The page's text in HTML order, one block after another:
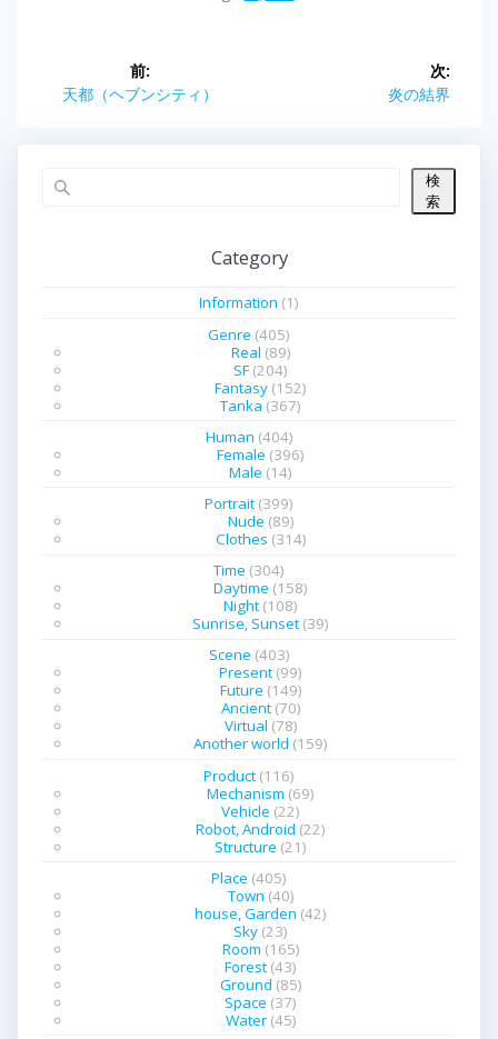
前:
前
天都（ヘブンシティ）
次:
次
炎の結界
検
索
Category
Information (1)
Genre (405)
Real (89)
SF(204)
Fantasy (152)
Tanka (367)
Human (404)
Female (396)
Male (14)
Portrait (399)
Nude (89)
Clothes (314)
Time (304)
Daytime (158)
Night (108)
Sunrise, Sunset (39)
Scene (403)
Present (99)
Future (149)
Ancient(70)
Virtual (78)
Another world (159)
Product (116)
Mechanism (69)
Vehicle (22)
Robot, Android (22)
Structure (21)
Place (405)
Town (40)
house, Garden (42)
Sky (23)
Room (165)
Forest (43)
Ground (85)
Space (37)
Water(45)